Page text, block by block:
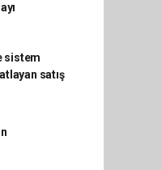
sistem
satış